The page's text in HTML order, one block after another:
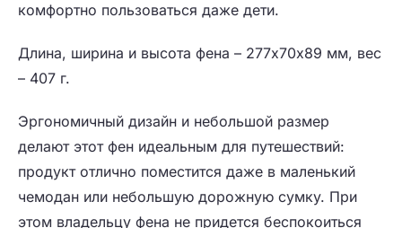
комфортно пользоваться даже дети.
Длина, ширина и высота фена – 277х70х89 мм, вес
– 407 г.
Эргономичный дизайн и небольшой размер
делают этот фен идеальным для путешествий:
продукт отлично поместится даже в маленький
чемодан или небольшую дорожную сумку. При
этом владельцу фена не придется беспокоиться